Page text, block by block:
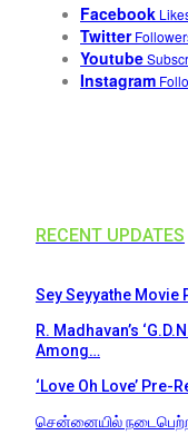
Facebook
Twitter
Youtube
Instagram
RECENT UPDATES
Sey Seyyathe Movie
R. Madhavan’s
Among…
‘Love Oh Love’ Pre-
சென்னையில் நடைபெற்ற